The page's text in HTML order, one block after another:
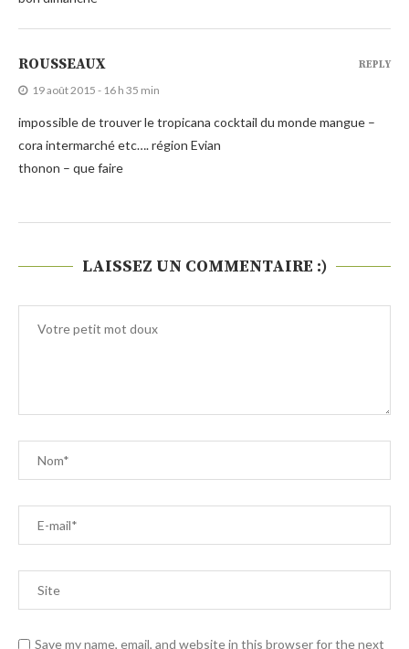
ROUSSEAUX
19 août 2015 - 16 h 35 min
impossible de trouver le tropicana cocktail du monde mangue –
cora intermarché etc…. région Evian
thonon – que faire
REPLY
LAISSEZ UN COMMENTAIRE :)
Save my name, email, and website in this browser for the next